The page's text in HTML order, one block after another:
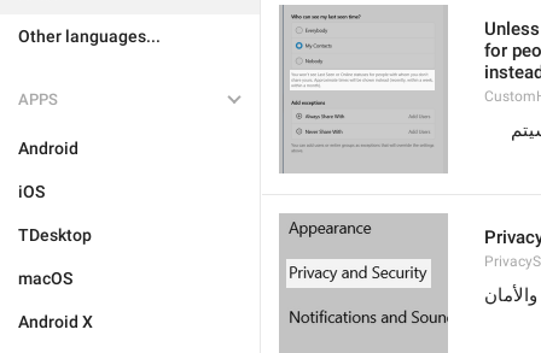
Other languages...
APPS
Android
iOS
TDesktop
macOS
Android X
for